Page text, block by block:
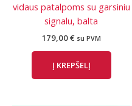
vidaus patalpoms su garsiniu
signalu, balta
179,00€ su PVM
Į KREPŠELĮ